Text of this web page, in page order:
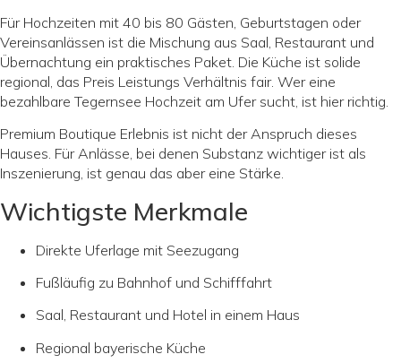
Für Hochzeiten mit 40 bis 80 Gästen, Geburtstagen oder
Vereinsanlässen ist die Mischung aus Saal, Restaurant und
Übernachtung ein praktisches Paket. Die Küche ist solide
regional, das Preis Leistungs Verhältnis fair. Wer eine
bezahlbare Tegernsee Hochzeit am Ufer sucht, ist hier richtig.
Premium Boutique Erlebnis ist nicht der Anspruch dieses
Hauses. Für Anlässe, bei denen Substanz wichtiger ist als
Inszenierung, ist genau das aber eine Stärke.
Wichtigste Merkmale
Direkte Uferlage mit Seezugang
Fußläufig zu Bahnhof und Schifffahrt
Saal, Restaurant und Hotel in einem Haus
Regional bayerische Küche